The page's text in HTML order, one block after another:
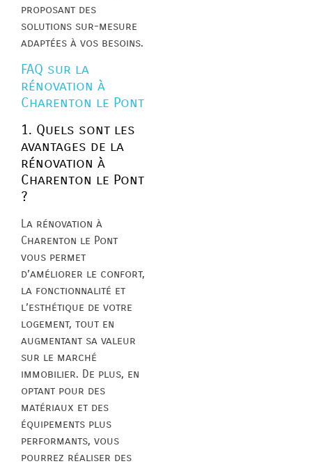
proposant des
solutions sur-mesure
adaptées à vos besoins.
FAQ sur la
rénovation à
Charenton le Pont
1. Quels sont les
avantages de la
rénovation à
Charenton le Pont
?
La rénovation à
Charenton le Pont
vous permet
d’améliorer le confort,
la fonctionnalité et
l’esthétique de votre
logement, tout en
augmentant sa valeur
sur le marché
immobilier. De plus, en
optant pour des
matériaux et des
équipements plus
performants, vous
pourrez réaliser des